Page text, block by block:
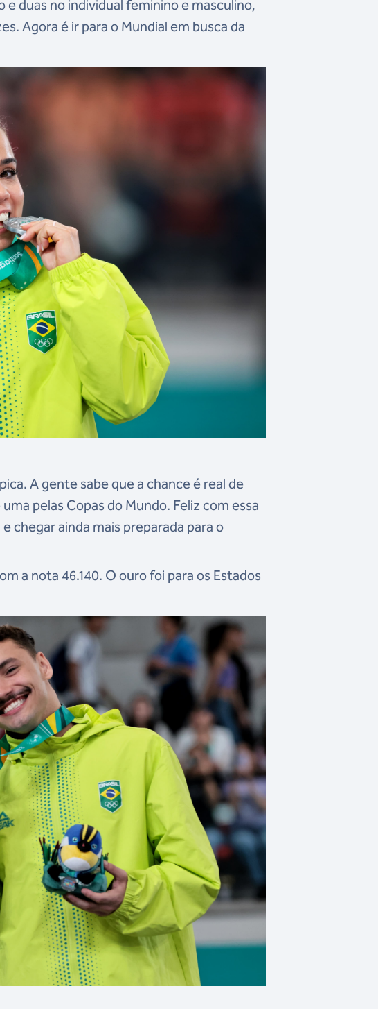
duas no individual feminino e masculino,
Agora é ir para o Mundial em busca da
A gente sabe que a chance é real de
pelas Copas do Mundo. Feliz com essa
chegar ainda mais preparada para o
a nota 46.140. O ouro foi para os Estados